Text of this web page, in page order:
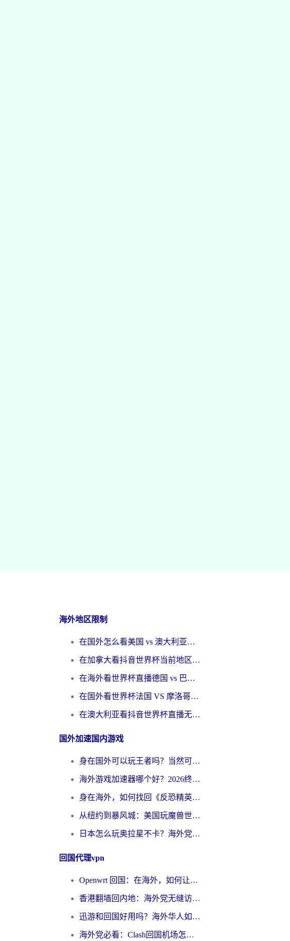
海外地区限制
在国外怎么看美国 vs 澳大利亚世界杯直播？海外党必藏的中文解说观赛指南
在加拿大看抖音世界杯当前地区不可播放？海外党体育观赛终极指南
在海外看世界杯直播德国 vs 巴拉圭当前IP受限制？这篇指南帮你轻松解决地区限制
在国外看世界杯法国 VS 摩洛哥仅限中国大陆？别让地域限制拦下你的欢呼
在澳大利亚看抖音世界杯直播无法播放？海外党体育观赛终极指南来了！
国外加速国内游戏
身在国外可以玩王者吗？当然可以，但你需要这份“加速”指南
海外游戏加速器哪个好？2026终极指南帮你畅玩国服+解决卡顿难题
身在海外，如何找回《反恐精英：全球攻势》国服的丝滑手感？一份给你的终极指南
从纽约到暴风城：美国玩魔兽世界，如何找到你的最佳网络航线
日本怎么玩奥拉星不卡？海外党国服游戏加速器选择全攻略
回国代理vpn
Openwrt 回国：在海外，如何让家的网络触手可及
香港翻墙回内地：海外党无缝访问国内资源的加速器选择全攻略
迅游和回国好用吗？海外华人如何选择靠谱的回国加速器
海外党必看：Clash回国机场怎么选？一篇搞定无缝访问国内资源的全攻略